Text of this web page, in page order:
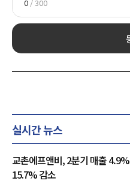
0 / 300
실시간 뉴스
교촌에프앤비, 2분기 매출
15.7% 감소